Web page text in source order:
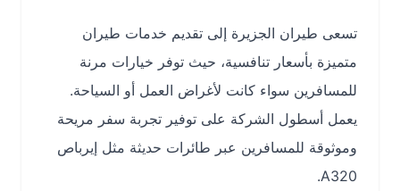
تسعى طيران الجزيرة إلى تقديم خدمات طيران
متميزة بأسعار تنافسية، حيث توفر خيارات مرنة
للمسافرين سواء كانت لأغراض العمل أو السياحة.
يعمل أسطول الشركة على توفير تجربة سفر مريحة
وموثوقة للمسافرين عبر طائرات حديثة مثل إيرباص